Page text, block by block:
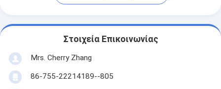
Στοιχεία Επικοινωνίας
Mrs. Cherry Zhang
86-755-22214189--805